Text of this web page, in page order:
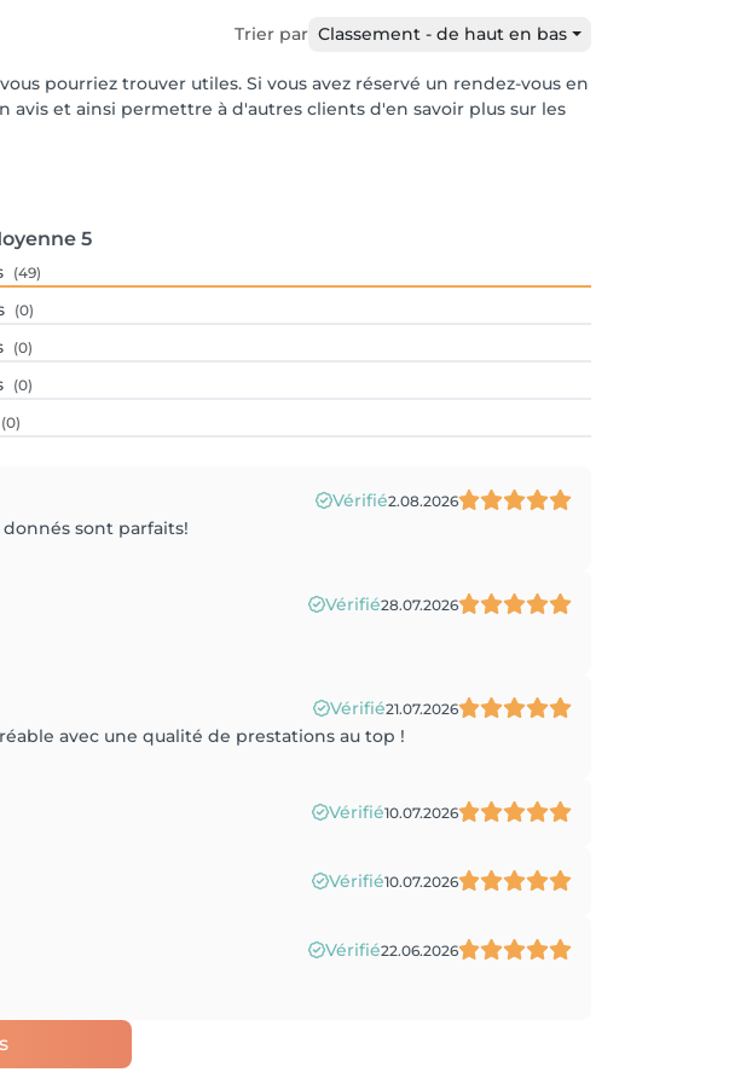
Trier par Classement - de haut en bas
pourriez trouver utiles. Si vous avez réservé un rendez-vous en
avis et ainsi permettre à d'autres clients d'en savoir plus sur les
5
(49)
(0)
(0)
(0)
(0)
Vérifié2.08.2026
sont parfaits!
Vérifié28.07.2026
Vérifié21.07.2026
avec une qualité de prestations au top !
Vérifié10.07.2026
Vérifié10.07.2026
Vérifié22.06.2026